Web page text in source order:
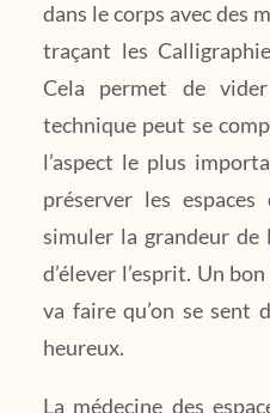
dans le corps avec des
traçant les
Cela permet de
technique peut se
l’aspect le plus
préserver les
simuler la grandeur de
d’élever l’esprit. Un
va faire qu’on se sent
heureux.
La médecine des